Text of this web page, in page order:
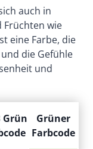
auch in
Früchten wie
eine Farbe, die
die Gefühle
und
Grün
Grüner
Farbcode